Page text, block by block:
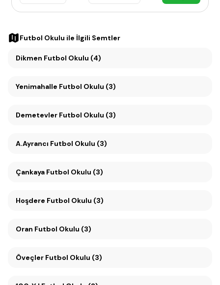
Futbol Okulu ile İlgili Semtler
Dikmen Futbol Okulu (4)
Yenimahalle Futbol Okulu (3)
Demetevler Futbol Okulu (3)
A.Ayrancı Futbol Okulu (3)
Çankaya Futbol Okulu (3)
Hoşdere Futbol Okulu (3)
Oran Futbol Okulu (3)
Öveçler Futbol Okulu (3)